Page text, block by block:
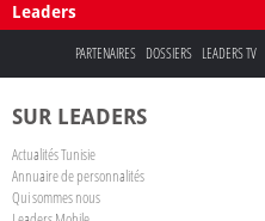
Leaders
PARTENAIRES DOSSIERS LEADERS TV
SUR LEADERS
Actualités Tunisie
Annuaire de personnalités
Qui sommes nous